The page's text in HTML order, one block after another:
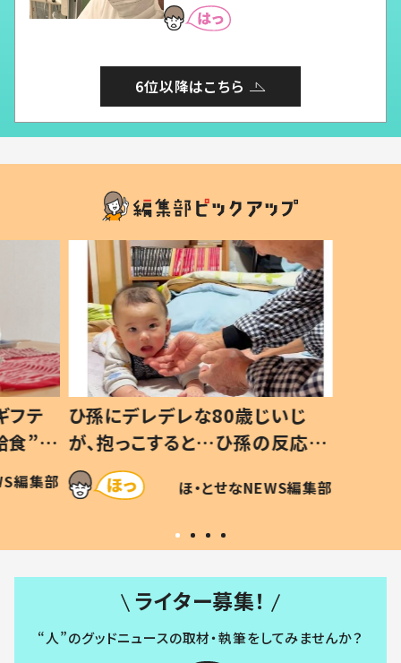
6位以降はこちら
じ
応に
方な
編集部
生後8ヶ月で亡くなった息子 約
3年半後、当時の妻の日記に書い
てあった本音とは
ほ・とせなNEWS編集部
ライター募集！
“人”のグッドニュースの取材・執筆をしてみませんか？